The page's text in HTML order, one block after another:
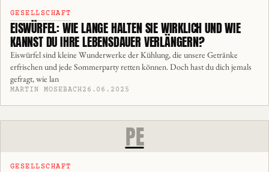
GESELLSCHAFT
EISWÜRFEL: WIE LANGE HALTEN SIE WIRKLICH UND WIE
KANNST DU IHRE LEBENSDAUER VERLÄNGERN?
Eiswürfel sind kleine Wunderwerke der Kühlung, die unsere Getränke
erfrischen und jede Sommerparty retten können. Doch hast du dich jemals
gefragt, wie lan
MARTIN MOSEBACH26.06.2025
PE
GESELLSCHAFT